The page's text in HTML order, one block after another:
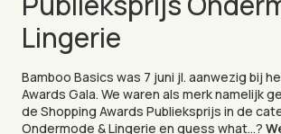
Lingerie
Bamboo Basics was 7 juni jl. aanwezig bij
Awards Gala. We waren als merk namelijk
de Shopping Awards Publieksprijs in de
Ondermode & Lingerie en guess what…?